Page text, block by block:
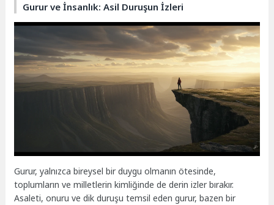
Gurur ve İnsanlık: Asil Duruşun İzleri
Gurur, yalnızca bireysel bir duygu olmanın ötesinde,
toplumların ve milletlerin kimliğinde de derin izler bırakır.
Asaleti, onuru ve dik duruşu temsil eden gurur, bazen bir